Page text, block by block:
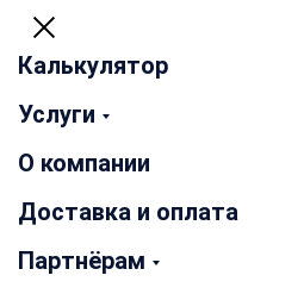
Закрыть
Калькулятор
Услуги
О компании
Доставка и оплата
Партнёрам